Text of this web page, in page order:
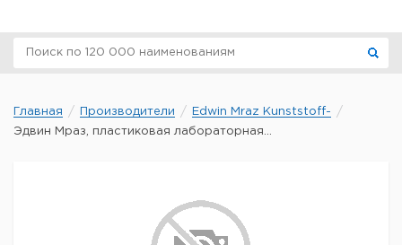
Главная Производители
Edwin Mraz Kunststoff-
Эдвин Мраз, пластиковая лабораторная...